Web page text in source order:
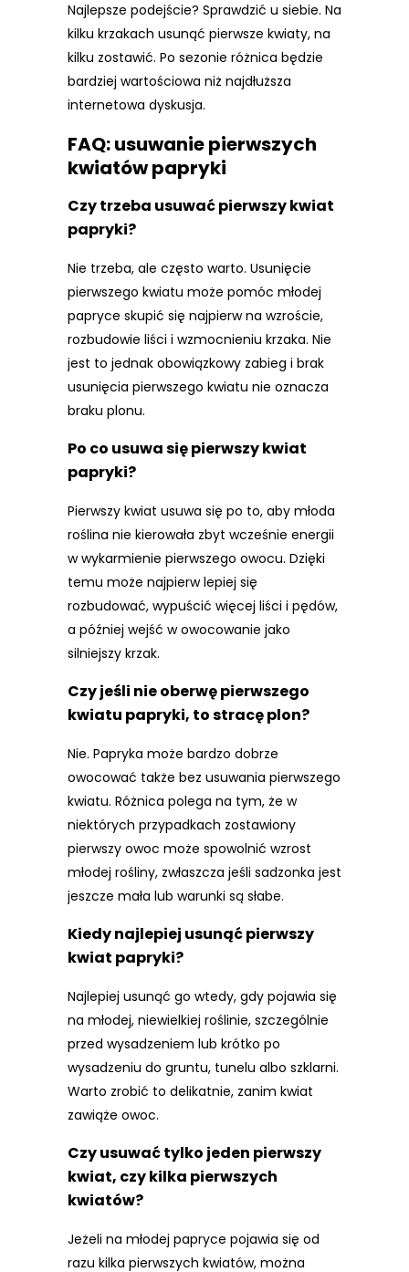
Najlepsze podejście? Sprawdzić u siebie. Na
kilku krzakach usunąć pierwsze kwiaty, na
kilku zostawić. Po sezonie różnica będzie
bardziej wartościowa niż najdłuższa
internetowa dyskusja.
FAQ: usuwanie pierwszych
kwiatów papryki
Czy trzeba usuwać pierwszy kwiat
papryki?
Nie trzeba, ale często warto. Usunięcie
pierwszego kwiatu może pomóc młodej
papryce skupić się najpierw na wzroście,
rozbudowie liści i wzmocnieniu krzaka. Nie
jest to jednak obowiązkowy zabieg i brak
usunięcia pierwszego kwiatu nie oznacza
braku plonu.
Po co usuwa się pierwszy kwiat
papryki?
Pierwszy kwiat usuwa się po to, aby młoda
roślina nie kierowała zbyt wcześnie energii
w wykarmienie pierwszego owocu. Dzięki
temu może najpierw lepiej się
rozbudować, wypuścić więcej liści i pędów,
a później wejść w owocowanie jako
silniejszy krzak.
Czy jeśli nie oberwę pierwszego
kwiatu papryki, to stracę plon?
Nie. Papryka może bardzo dobrze
owocować także bez usuwania pierwszego
kwiatu. Różnica polega na tym, że w
niektórych przypadkach zostawiony
pierwszy owoc może spowolnić wzrost
młodej rośliny, zwłaszcza jeśli sadzonka jest
jeszcze mała lub warunki są słabe.
Kiedy najlepiej usunąć pierwszy
kwiat papryki?
Najlepiej usunąć go wtedy, gdy pojawia się
na młodej, niewielkiej roślinie, szczególnie
przed wysadzeniem lub krótko po
wysadzeniu do gruntu, tunelu albo szklarni.
Warto zrobić to delikatnie, zanim kwiat
zawiąże owoc.
Czy usuwać tylko jeden pierwszy
kwiat, czy kilka pierwszych
kwiatów?
Jeżeli na młodej papryce pojawia się od
razu kilka pierwszych kwiatów, można